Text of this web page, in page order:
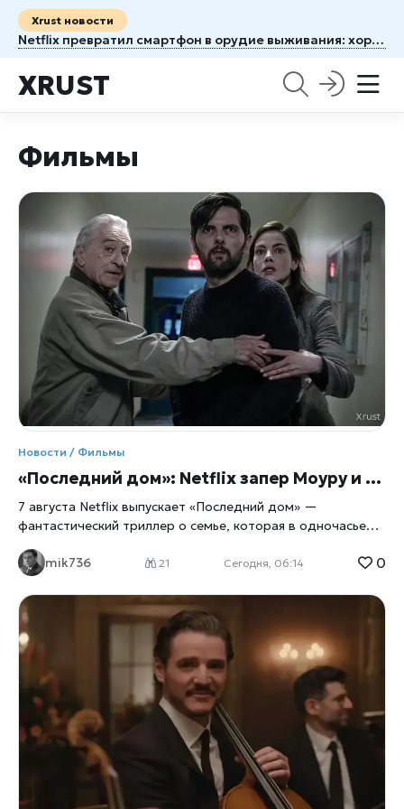
Xrust новости
Netflix превратил смартфон в орудие выживания: хоррор Unhinged заставляет бояться собственного телефона
XRUST
Фильмы
Новости / Фильмы
«Последний дом»: Netflix запер Моуру и Ли в их же доме
7 августа Netflix выпускает «Последний дом» —
фантастический триллер о семье, которая в одночасье
роли исполнили Вагнер Моура и Грета Ли, а для
разбираться в физиологии паники не по книжкам, а с
помощью настоящего специалиста по выживанию. Дом
как ловушка Сюжет прост до жути: обычная семья из
четырёх человек просыпается и обнаруживает, что
выбраться наружу больше нельзя, сообщаетxrust. Двери,
окна, любые щели — всё наглухо запечатано. Снаружи
маячит нечто, природа которого до самого финала
остаётся загадкой, а внутри стремительно тают запасы
еды и воды. Дальше — вопрос на выживание: либо герои
учатся действовать сообща, либо сходят с ума
поодиночке, запертые вместе с собственными страхами и
mik736 21 Сегодня, 06:14 0